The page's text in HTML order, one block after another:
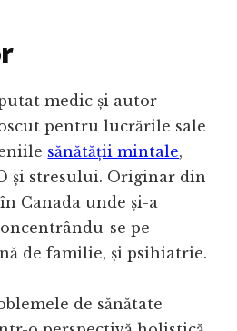
medic și autor
pentru lucrările sale
sănătății mintale,
și stresului. Originar din
Canada unde și-a
se pe
de familie, și psihiatrie.
de sănătate